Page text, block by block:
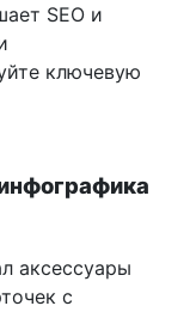
SEO и
ключевую
аксессуары
с